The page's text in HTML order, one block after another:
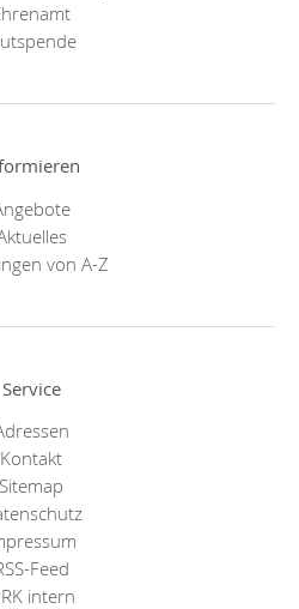
von A-Z
Service
Kontakt
Sitemap
Feed
intern